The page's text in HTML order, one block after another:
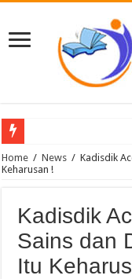
Puluhan Guru Berkumpul di
Home / News / Kadisdik
Keharusan !
Kadisdik
Sains dan
Itu